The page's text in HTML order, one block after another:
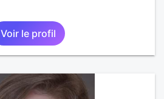
Voir le profil